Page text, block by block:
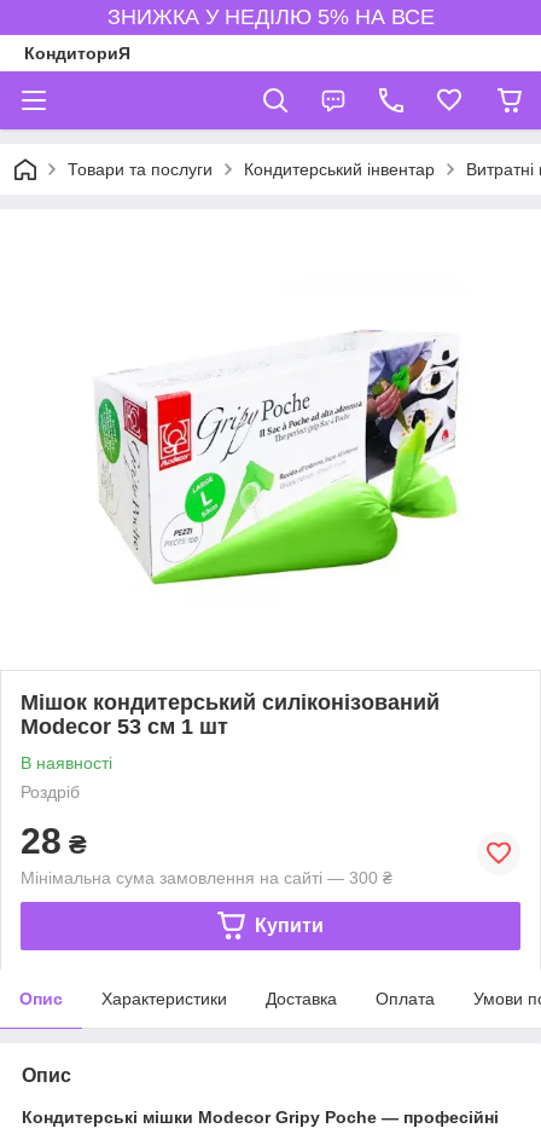
ЗНИЖКА У НЕДІЛЮ 5% НА ВСЕ
КондиториЯ
Товари та послуги Кондитерський інвентар
Мішок кондитерський силіконізований
Modecor 53 см 1 шт
В наявності
Роздріб
28 ₴
Мінімальна сума замовлення на сайті — 300 ₴
Купити
Опис Характеристики Доставка Оплата Умови
Опис
Кондитерські мішки Modecor Gripy Poche — професійні